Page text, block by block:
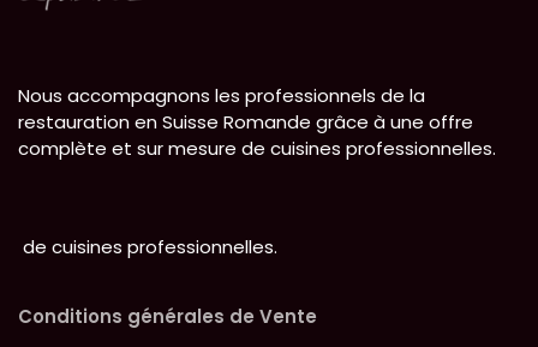
Nous accompagnons les professionnels de la
restauration en Suisse Romande grâce à une offre
complète et sur mesure de cuisines professionnelles.
de cuisines professionnelles.
Conditions générales de Vente